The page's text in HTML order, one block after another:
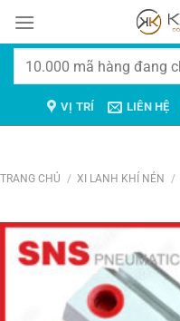
đến
Tìm
VỊ TRÍ LIÊN HỆ
TRANG CHỦ / XI LANH KHÍ NÉN /